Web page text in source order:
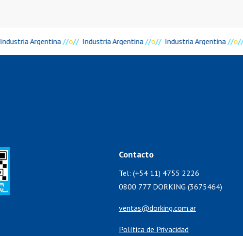
Industria Argentina //o// Industria Argentina //o// Industria Argentina //o//
Contacto
Tel: (+54 11) 4755 2226
0800 777 DORKING (3675464)
ventas@dorking.com.ar
Política de Privacidad